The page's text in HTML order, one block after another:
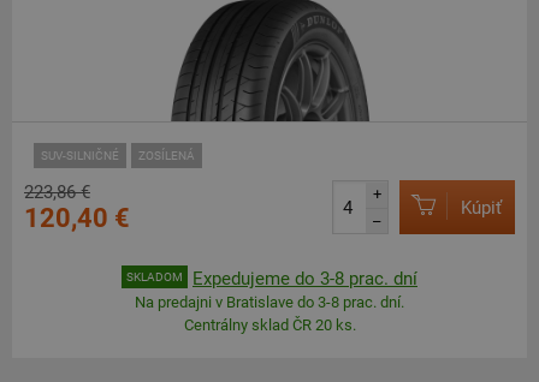
SUV-SILNIČNÉ ZOSÍLENÁ
223,86 €
120,40 €
+
–
Kúpiť
SKLADOM Expedujeme do 3-8 prac. dní
Na predajni v Bratislave do 3-8 prac. dní.
Centrálny sklad ČR 20 ks.